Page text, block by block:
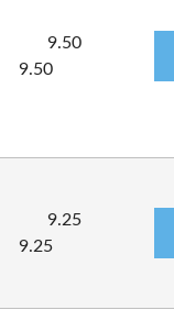
9.50
9.50
9.25
9.25